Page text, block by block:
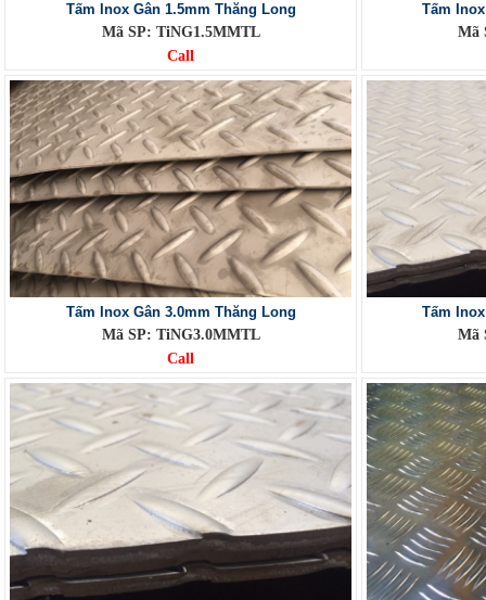
Tấm Inox Gân 1.5mm Thăng Long
Mã SP: TiNG1.5MMTL
Call
Tấm
Mã
Tấm Inox Gân 3.0mm Thăng Long
Mã SP: TiNG3.0MMTL
Call
Tấm
Mã